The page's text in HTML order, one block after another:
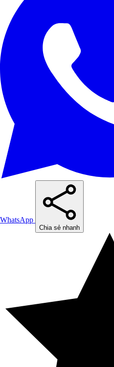
WhatsApp
Chia sẻ nhanh